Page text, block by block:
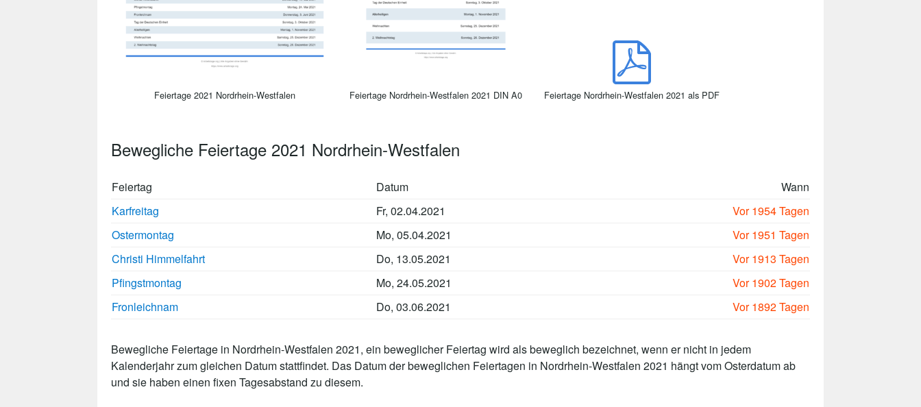
Feiertage 2021 Nordrhein-Westfalen Feiertage Nordrhein-Westfalen 2021 DIN A0 Feiertage Nordrhein-Westfalen 2021 als PDF
Bewegliche Feiertage 2021 Nordrhein-Westfalen
Feiertag Datum
Wann
Karfreitag
Fr, 02.04.2021
Vor 1954 Tagen
Ostermontag
Mo, 05.04.2021
Vor 1951 Tagen
Christi Himmelfahrt
Do, 13.05.2021
Vor 1913 Tagen
Pfingstmontag
Mo, 24.05.2021
Vor 1902 Tagen
Fronleichnam
Do, 03.06.2021 Vor 1892 Tagen
Bewegliche Feiertage in Nordrhein-Westfalen 2021, ein beweglicher Feiertag wird als beweglich bezeichnet, wenn er nicht in jedem
Kalenderjahr zum gleichen Datum stattfindet. Das Datum der beweglichen Feiertagen in Nordrhein-Westfalen 2021 hängt vom Osterdatum ab
und sie haben einen fixen Tagesabstand zu diesem.